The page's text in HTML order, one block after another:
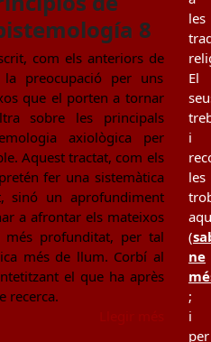
8
com els anteriors de
preocupació per uns
que el porten a tornar
sobre les principals
axiològica per
Aquest tractat, com els
fer una sistemàtica
sinó un aprofundiment
a afrontar els mateixos
profunditat, per tal
més de llum. Corbí al
el que ha après
recerca.
les
El
i
les
(
ne
;
i
per